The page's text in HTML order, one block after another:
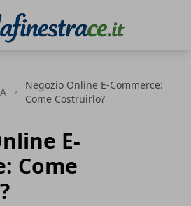
Negozio Online E-Commerce:
Come Costruirlo?
E-
Come